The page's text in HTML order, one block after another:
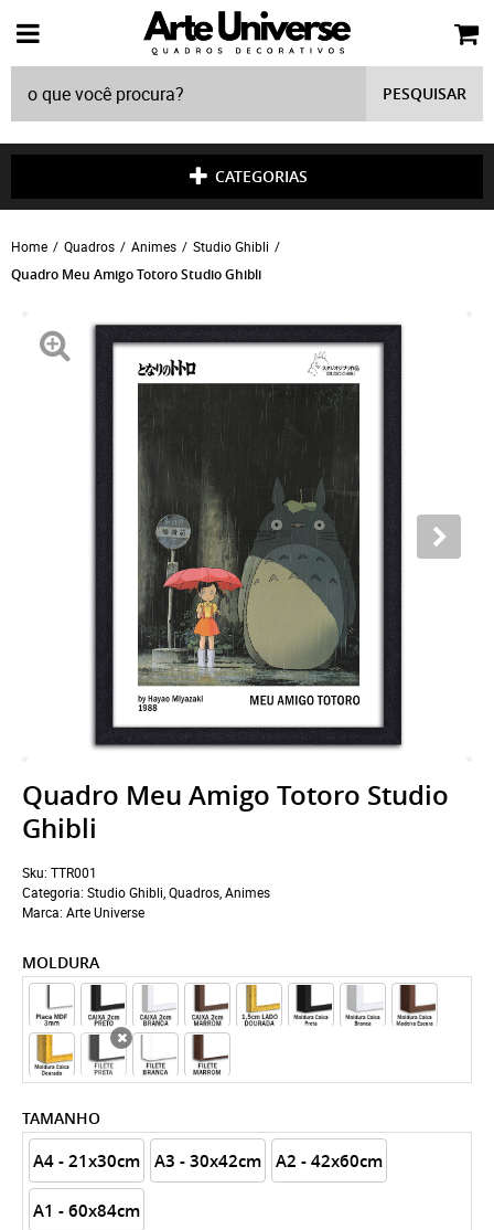
PESQUISAR
CATEGORIAS
Home Quadros Animes Studio Ghibli
Quadro Meu Amigo Totoro Studio Ghibli
Quadro Meu Amigo Totoro Studio
Ghibli
Sku: TTR001
Categoria: Studio Ghibli,Quadros,Animes
Marca: Arte Universe
MOLDURA
x
TAMANHO
A4 - 21x30cm A3 - 30x42cm A2 - 42x60cm
A1 - 60x84cm